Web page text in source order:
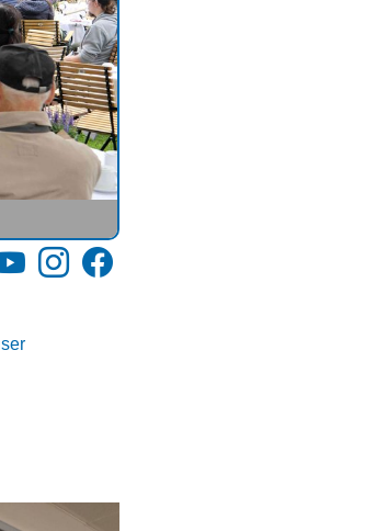
YouTubeInstagramFacebook